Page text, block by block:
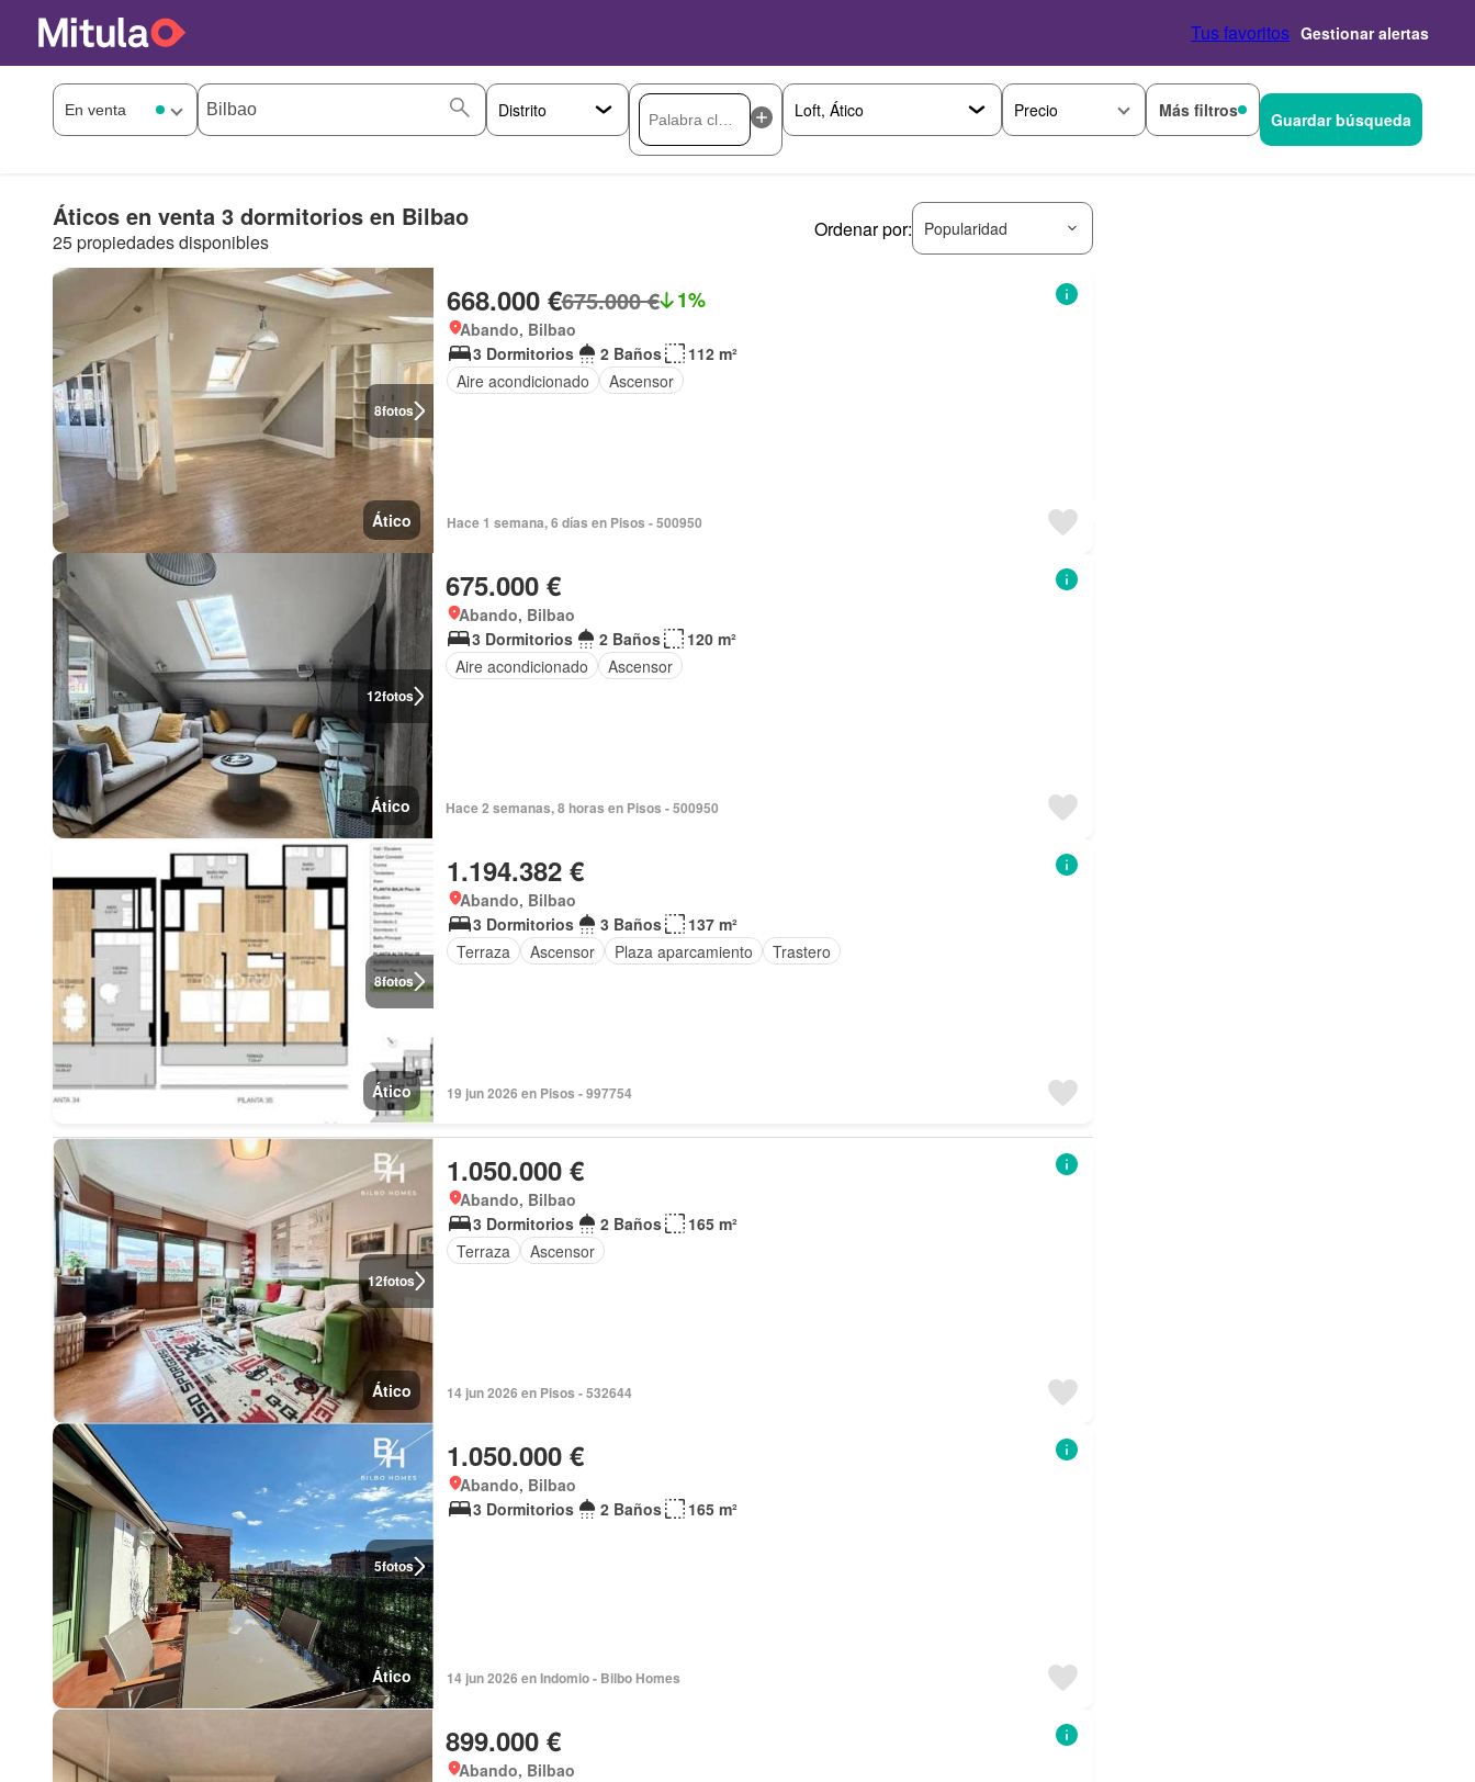
Tus favoritos Gestionar alertas
Precio Más filtros Guardar búsqueda
Áticos en venta 3 dormitorios en Bilbao
25 propiedades disponibles
Ordenar por: Popularidad
8fotos
Ático
668.000 €675.000 € 1%
Abando, Bilbao
3 Dormitorios
2 Baños
112 m²
Aire acondicionado
Ascensor
Hace 1 semana, 6 días en Pisos - 500950
12fotos
Ático
675.000 €
Abando, Bilbao
3 Dormitorios
2 Baños
120 m²
Aire acondicionado
Ascensor
Hace 2 semanas, 8 horas en Pisos - 500950
8fotos
Ático
1.194.382 €
Abando, Bilbao
3 Dormitorios
3 Baños
137 m²
Terraza
Ascensor Plaza aparcamiento Trastero
19 jun 2026 en Pisos - 997754
12fotos
Ático
1.050.000 €
Abando, Bilbao
3 Dormitorios
2 Baños
165 m²
Terraza
Ascensor
14 jun 2026 en Pisos - 532644
5fotos
Ático
1.050.000 €
Abando, Bilbao
3 Dormitorios
2 Baños 165 m²
14 jun 2026 en Indomio - Bilbo Homes
899.000 €
Abando, Bilbao